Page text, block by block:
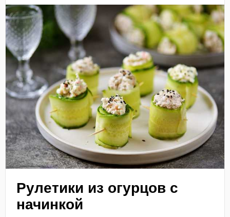
Рулетики из огурцов с
начинкой